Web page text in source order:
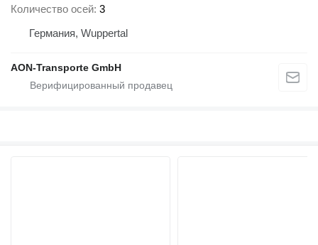
Количество осей 3
Германия, Wuppertal
AON-Transporte GmbH